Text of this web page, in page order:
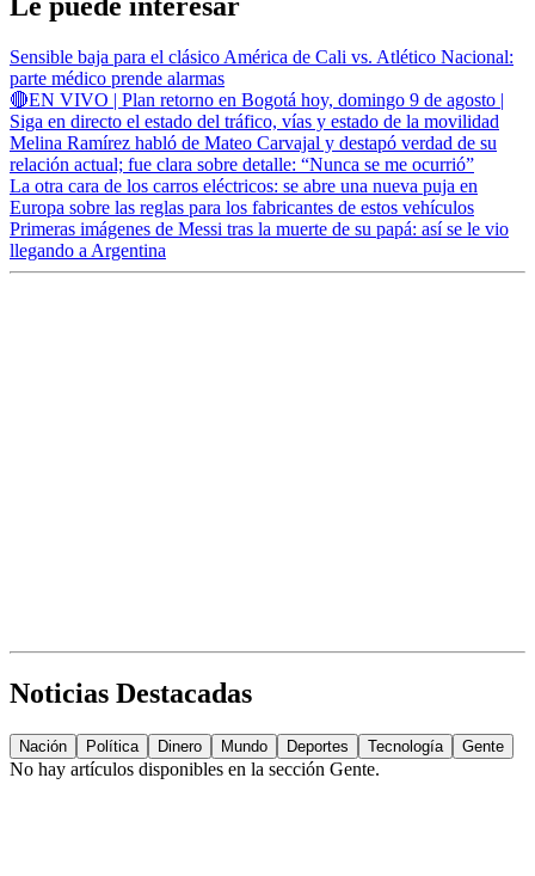
Sensible baja para el clásico América de Cali vs. Atlético Nacional:
parte médico prende alarmas
🔴EN VIVO | Plan retorno en Bogotá hoy, domingo 9 de agosto |
Siga en directo el estado del tráfico, vías y estado de la movilidad
Melina Ramírez habló de Mateo Carvajal y destapó verdad de su
relación actual; fue clara sobre detalle: “Nunca se me ocurrió”
La otra cara de los carros eléctricos: se abre una nueva puja en
Europa sobre las reglas para los fabricantes de estos vehículos
Primeras imágenes de Messi tras la muerte de su papá: así se le vio
llegando a Argentina
Noticias Destacadas
Nación Política Dinero Mundo Deportes Tecnología Gente
No hay artículos disponibles en la sección Gente.